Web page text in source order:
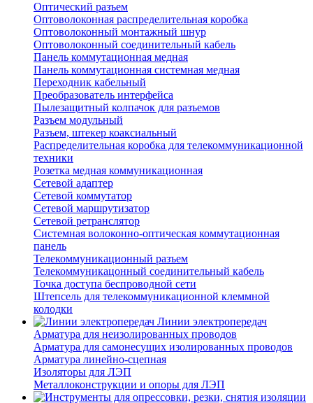
Оптический разъем
Оптоволоконная распределительная коробка
Оптоволоконный монтажный шнур
Оптоволоконный соединительный кабель
Панель коммутационная медная
Панель коммутационная системная медная
Переходник кабельный
Преобразователь интерфейса
Пылезащитный колпачок для разъемов
Разъем модульный
Разъем, штекер коаксиальный
Распределительная коробка для телекоммуникационной
техники
Розетка медная коммуникационная
Сетевой адаптер
Сетевой коммутатор
Сетевой маршрутизатор
Сетевой ретранслятор
Системная волоконно-оптическая коммутационная
панель
Телекоммуникационный разъем
Телекоммуникацонный соединительный кабель
Точка доступа беспроводной сети
Штепсель для телекоммуникационной клеммной
колодки
Линии электропередач
Арматура для неизолированных проводов
Арматура для самонесущих изолированных проводов
Арматура линейно-сцепная
Изоляторы для ЛЭП
Металлоконструкции и опоры для ЛЭП